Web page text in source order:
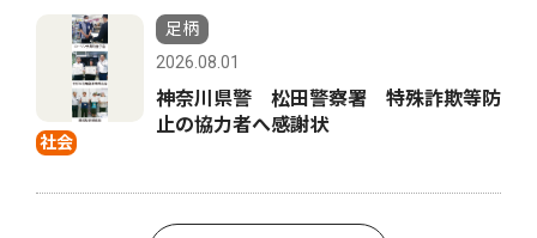
社会
足柄
2026.08.01
神奈川県警 松田警察署 特殊詐欺等防
止の協力者へ感謝状